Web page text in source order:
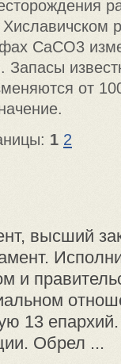
СаСО3
от
1 2
высший
и
13
Обрел ...